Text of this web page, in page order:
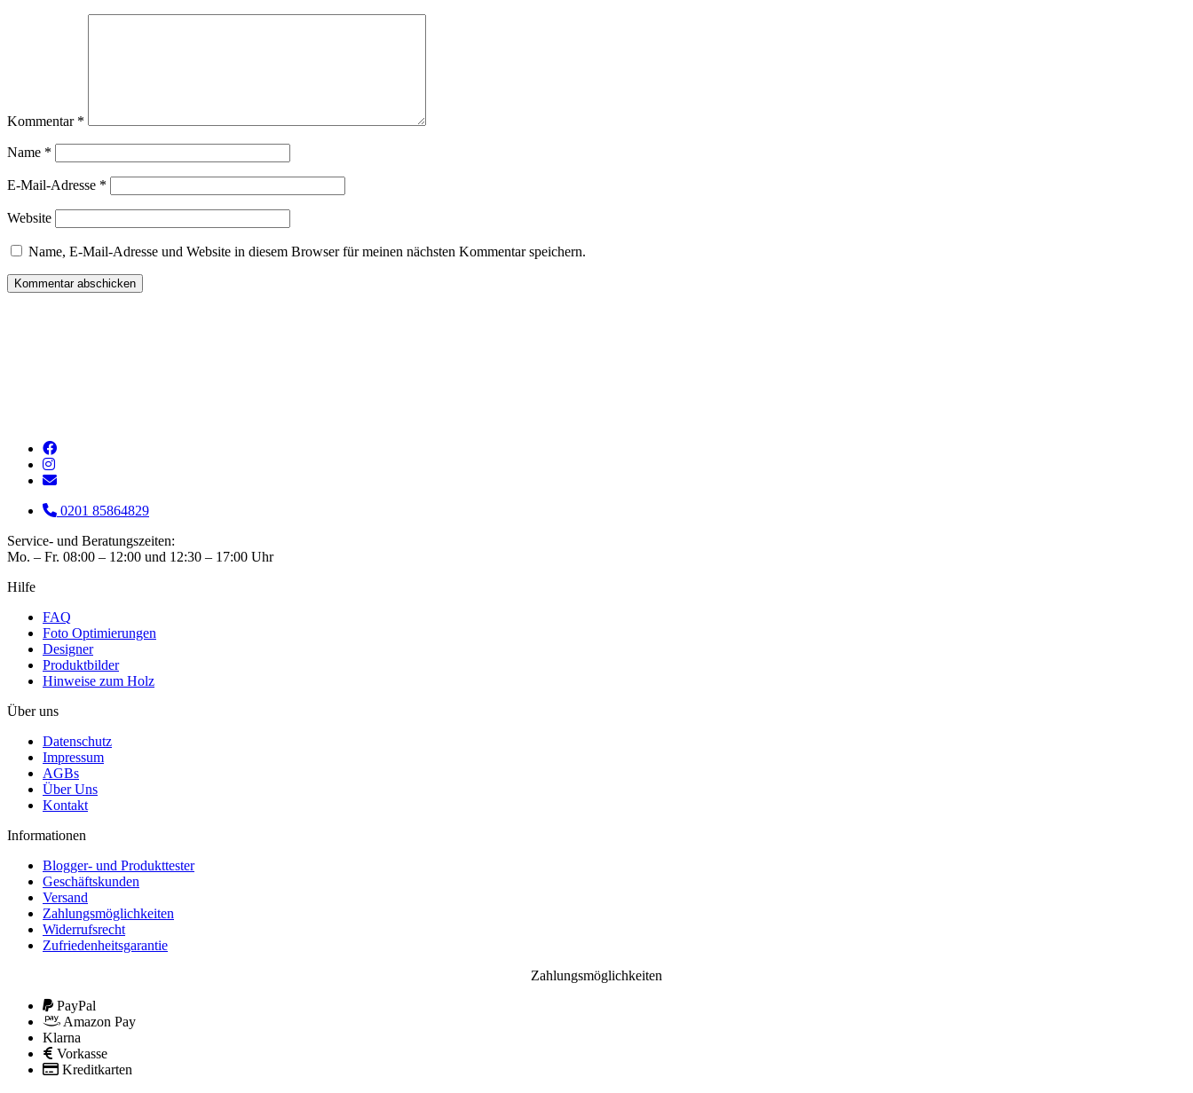
Kommentar *
Name *
E-Mail-Adresse *
Website
Name, E-Mail-Adresse und Website in diesem Browser für meinen nächsten Kommentar speichern.
0201 85864829
Service- und Beratungszeiten:
Mo. – Fr. 08:00 – 12:00 und 12:30 – 17:00 Uhr
Hilfe
FAQ
Foto Optimierungen
Designer
Produktbilder
Hinweise zum Holz
Über uns
Datenschutz
Impressum
AGBs
Über Uns
Kontakt
Informationen
Blogger- und Produkttester
Geschäftskunden
Versand
Zahlungsmöglichkeiten
Widerrufsrecht
Zufriedenheitsgarantie
Zahlungsmöglichkeiten
PayPal
Amazon Pay
Klarna
Vorkasse
Kreditkarten